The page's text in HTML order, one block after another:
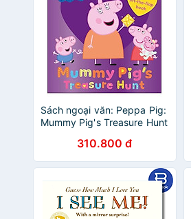
Sách ngoại văn: Peppa Pig:
Mummy Pig's Treasure Hunt
310.800 đ